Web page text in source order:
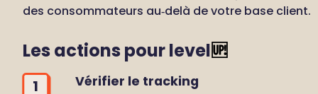
des consommateurs au‑delà de votre base client.
Les actions pour level🆙
1 Vérifier le tracking